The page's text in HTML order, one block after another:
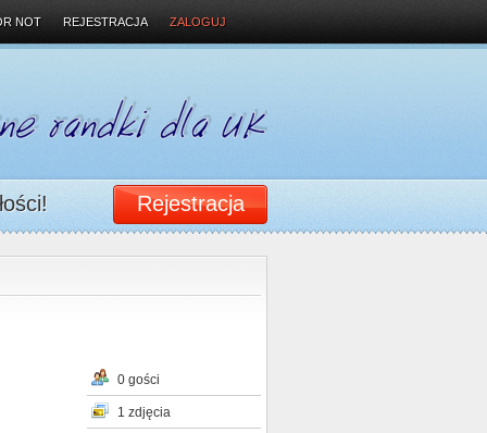
NOT REJESTRACJA ZALOGUJ
Rejestracja
0 gości
1 zdjęcia